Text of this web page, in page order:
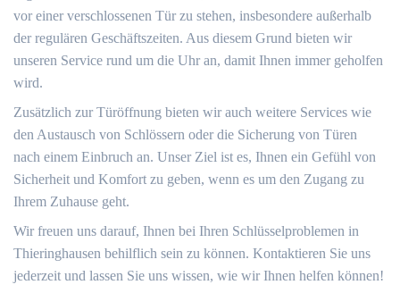
vor einer verschlossenen Tür zu stehen, insbesondere außerhalb
der regulären Geschäftszeiten. Aus diesem Grund bieten wir
unseren Service rund um die Uhr an, damit Ihnen immer geholfen
wird.​
Zusätzlich zur Türöffnung bieten wir auch weitere Services wie
den Austausch von Schlössern oder die Sicherung von Türen
nach einem Einbruch an.​ Unser Ziel ist es, Ihnen ein Gefühl von
Sicherheit und Komfort zu geben, wenn es um den Zugang zu
Ihrem Zuhause geht.​
Wir freuen uns darauf, Ihnen bei Ihren Schlüsselproblemen in
Thieringhausen behilflich sein zu können.​ Kontaktieren Sie uns
jederzeit und lassen Sie uns wissen, wie wir Ihnen helfen können!​